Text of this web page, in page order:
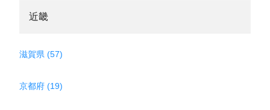
近畿
滋賀県 (57)
京都府 (19)